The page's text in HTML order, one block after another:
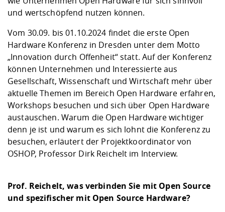
und wertschöpfend nutzen können.
Vom 30.09. bis 01.10.2024 findet die erste Open
Hardware Konferenz in Dresden unter dem Motto
„Innovation durch Offenheit“ statt. Auf der Konferenz
können Unternehmen und Interessierte aus
Gesellschaft, Wissenschaft und Wirtschaft mehr über
aktuelle Themen im Bereich Open Hardware erfahren,
Workshops besuchen und sich über Open Hardware
austauschen. Warum die Open Hardware wichtiger
denn je ist und warum es sich lohnt die Konferenz zu
besuchen, erläutert der Projektkoordinator von
OSHOP, Professor Dirk Reichelt im Interview.
Prof. Reichelt, was verbinden Sie mit Open Source
und spezifischer mit Open Source Hardware?